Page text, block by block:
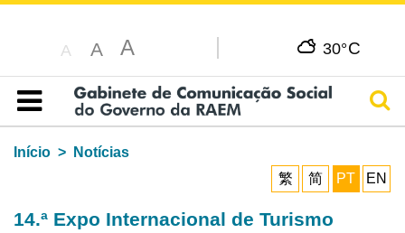
A A A 30°C
Índice
Início
Notícias
繁
简 PT EN
14.ª Expo Internacional de Turismo